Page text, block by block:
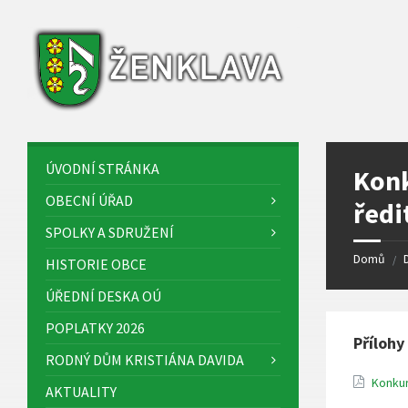
content
sidebar
sidebar
footer
Domů /
Přílohy
ÚVODNÍ STRÁNKA
OBECNÍ ÚŘAD
SPOLKY A SDRUŽENÍ
HISTORIE OBCE
ÚŘEDNÍ DESKA OÚ
POPLATKY 2026
RODNÝ DŮM KRISTIÁNA DAVIDA
AKTUALITY